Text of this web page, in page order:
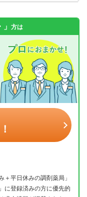
方は
＋平日休みの調剤薬局」
に登録済みの方に優先的